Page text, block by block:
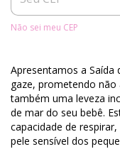
Não sei meu CEP
Apresentamos a
gaze, prometendo
também uma leveza
de mar do seu bebê.
capacidade de
pele sensível dos